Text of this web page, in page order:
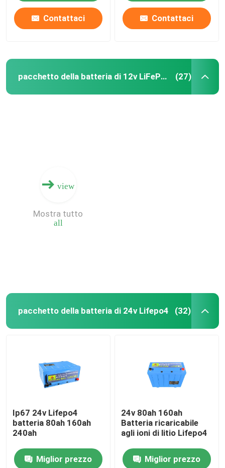
Contattaci Contattaci
pacchetto della batteria di 12v LiFePO4 (27)
view
all
Mostra tutto
pacchetto della batteria di 24v Lifepo4 (32)
Ip67 24v Lifepo4
batteria 80ah 160ah
240ah
Miglior prezzo
24v 80ah 160ah
Batteria ricaricabile
agli ioni di litio Lifepo4
Miglior prezzo